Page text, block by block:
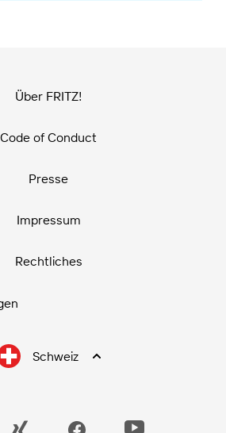
Über FRITZ!
Code of Conduct
Presse
Impressum
Rechtliches
Schweiz